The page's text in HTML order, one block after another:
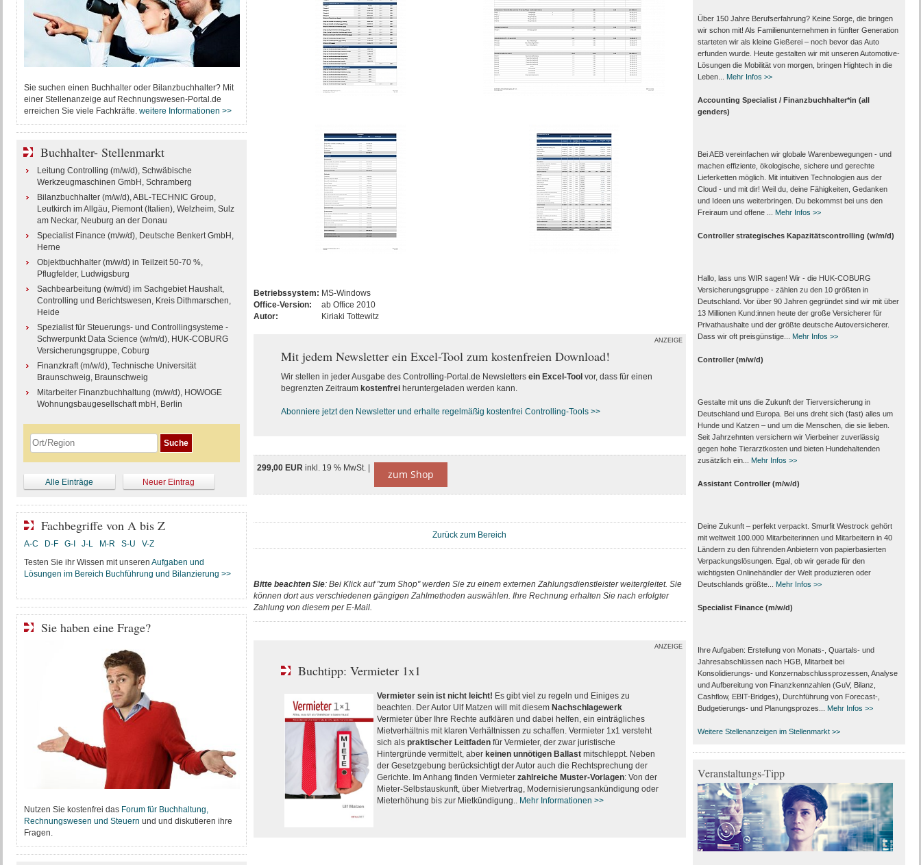
Betriebssystem: MS-Windows
Office-Version:
ab Office 2010
Autor:
Kiriaki Tottewitz
ANZEIGE
Mit jedem Newsletter ein Excel-Tool zum kostenfreien Download!
Wir stellen in jeder Ausgabe des Controlling-Portal.de Newsletters ein Excel-Tool vor, dass für einen
begrenzten Zeitraum kostenfreiheruntergeladen werden kann.
Abonniere jetzt den Newsletter und erhalte regelmäßig kostenfrei Controlling-Tools >>
299,00 EUR inkl. 19 % MwSt. | zum Shop
Zurück zum Bereich
Bitte beachten Sie: Bei Klick auf "zum Shop" werden Sie zu einem externen Zahlungsdienstleister weitergleitet. Sie
können dort aus verschiedenen gängigen Zahlmethoden auswählen. Ihre Rechnung erhalten Sie nach erfolgter
Zahlung von diesem per E-Mail.
ANZEIGE
Buchtipp: Vermieter 1x1
Vermieter sein ist nicht leicht! Es gibt viel zu regeln und Einiges zu
beachten. Der Autor Ulf Matzen will mit diesem Nachschlagewerk
Vermieter über Ihre Rechte aufklären und dabei helfen, ein einträgliches
Mietverhältnis mit klaren Verhältnissen zu schaffen. Vermieter 1x1 versteht
sich als praktischer Leitfadenfür Vermieter, der zwar juristische
Hintergründe vermittelt, aber keinen unnötigen Ballastmitschleppt. Neben
der Gesetzgebung berücksichtigt der Autor auch die Rechtsprechung der
Gerichte. Im Anhang finden Vermieter zahlreiche Muster-Vorlagen: Von der
Mieter-Selbstauskunft, über Mietvertrag, Modernisierungsankündigung oder
Mieterhöhung bis zur Mietkündigung.. Mehr Informationen >>
Sie suchen einen Buchhalter oder Bilanzbuchhalter? Mit
einer Stellenanzeige auf Rechnungswesen-Portal.de
erreichen Sie viele Fachkräfte. weitere Informationen >>
Buchhalter- Stellenmarkt
Leitung Controlling (m/w/d), Schwäbische
Werkzeugmaschinen GmbH, Schramberg
Bilanzbuchhalter (m/w/d), ABL-TECHNIC Group,
Leutkirch im Allgäu, Piemont (Italien), Welzheim, Sulz
am Neckar, Neuburg an der Donau
Specialist Finance (m/w/d), Deutsche Benkert GmbH,
Herne
Objektbuchhalter (m/w/d) in Teilzeit 50-70 %,
Pflugfelder, Ludwigsburg
Sachbearbeitung (w/m/d) im Sachgebiet Haushalt,
Controlling und Berichtswesen, Kreis Dithmarschen,
Heide
Spezialist für Steuerungs- und Controllingsysteme -
Schwerpunkt Data Science (w/m/d), HUK-COBURG
Versicherungsgruppe, Coburg
Finanzkraft (m/w/d), Technische Universität
Braunschweig, Braunschweig
Mitarbeiter Finanzbuchhaltung (m/w/d), HOWOGE
Wohnungsbaugesellschaft mbH, Berlin
Alle Einträge Neuer Eintrag
Fachbegriffe von A bis Z
A-C D-F G-I J-L M-R S-U
V-Z
Testen Sie ihr Wissen mit unseren Aufgaben und
Lösungen im Bereich Buchführung und Bilanzierung >>
Sie haben eine Frage?
Nutzen Sie kostenfrei das Forum für Buchhaltung,
Rechnungswesen und Steuern und und diskutieren ihre
Fragen.
Über 150 Jahre Berufserfahrung? Keine Sorge, die bringen
wir schon mit! Als Familienunternehmen in fünfter Generation
starteten wir als kleine Gießerei – noch bevor das Auto
erfunden wurde. Heute gestalten wir mit unseren Automotive-
Lösungen die Mobilität von morgen, bringen Hightech in die
Leben...
Mehr Infos >>
Accounting Specialist / Finanzbuchhalter*in (all
genders)
Bei AEB vereinfachen wir globale Warenbewegungen - und
machen effiziente, ökologische, sichere und gerechte
Lieferketten möglich. Mit intuitiven Technologien aus der
Cloud - und mit dir! Weil du, deine Fähigkeiten, Gedanken
und Ideen uns weiterbringen. Du bekommst bei uns den
Freiraum und offene ...
Mehr Infos >>
Controller strategisches Kapazitätscontrolling (w/m/d)
Hallo, lass uns WIR sagen! Wir - die HUK-COBURG
Versicherungsgruppe - zählen zu den 10 größten in
Deutschland. Vor über 90 Jahren gegründet sind wir mit über
13 Millionen Kund:innen heute der große Versicherer für
Privathaushalte und der größte deutsche Autoversicherer.
Dass wir oft preisgünstige...
Mehr Infos >>
Controller (m/w/d)
Gestalte mit uns die Zukunft der Tierversicherung in
Deutschland und Europa. Bei uns dreht sich (fast) alles um
Hunde und Katzen – und um die Menschen, die sie lieben.
Seit Jahrzehnten versichern wir Vierbeiner zuverlässig
gegen hohe Tierarztkosten und bieten Hundehaltenden
zusätzlich ein...
Mehr Infos >>
Assistant Controller (m/w/d)
Deine Zukunft – perfekt verpackt. Smurfit Westrock gehört
mit weltweit 100.000 Mitarbeiter­innen und Mitarbeitern in 40
Ländern zu den führenden Anbietern von papier­basierten
Verpackungs­lösungen. Egal, ob wir gerade für den
wichtigsten Onlinehändler der Welt produzieren oder
Deutschlands größte...
Mehr Infos >>
Specialist Finance (m/w/d)
Ihre Aufgaben: Erstellung von Monats‑, Quartals‑ und
Jahresabschlüssen nach HGB, Mitarbeit bei
Konsolidierungs‑ und Konzernabschlussprozessen, Analyse
und Aufbereitung von Finanzkennzahlen (GuV, Bilanz,
Cashflow, EBIT-Bridges), Durchführung von Forecast‑,
Budgetierungs‑ und Planungsprozes...
Mehr Infos >>
Weitere Stellenanzeigen im Stellenmarkt >>
Veranstaltungs-Tipp